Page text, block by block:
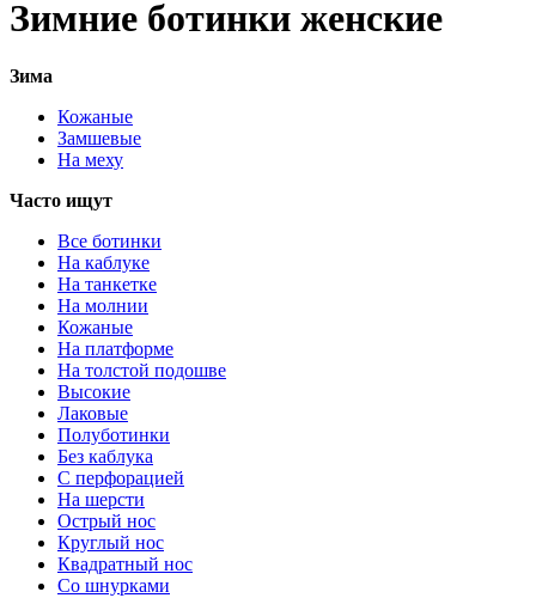
Зимние ботинки женские
Зима
Кожаные
Замшевые
На меху
Часто ищут
Все ботинки
На каблуке
На танкетке
На молнии
Кожаные
На платформе
На толстой подошве
Высокие
Лаковые
Полуботинки
Без каблука
С перфорацией
На шерсти
Острый нос
Круглый нос
Квадратный нос
Со шнурками